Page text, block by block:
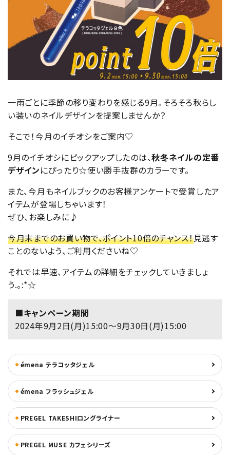
一雨ごとに季節の移り変わりを感じる9月。そろそろ秋らし
い装いのネイルデザインを提案しませんか？
そこで！今月のイチオシをご案内♡
9月のイチオシにピックアップしたのは、秋冬ネイルの定番
デザインにぴったり☆使い勝手抜群のカラーです。
また、今月もネイルブックのお客様アンケートで受賞したア
イテムが登場しちゃいます！
ぜひ、お楽しみに♪
今月末までのお買い物で、ポイント10倍のチャンス！見逃す
ことのないよう、ご利用くださいね♡
それでは早速、アイテムの詳細をチェックしていきましょ
う.。:*☆
■キャンペーン期間
2024年9月2日(月)15:00～9月30日(月)15:00
émena テラコッタジェル
émena フラッシュジェル
PREGEL TAKESHIロングライナー
PREGEL MUSE カフェシリーズ